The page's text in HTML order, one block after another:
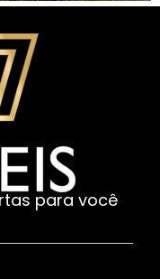
para você